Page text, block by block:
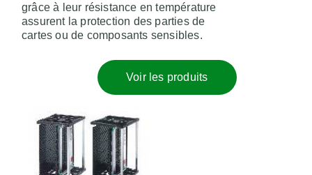
grâce à leur résistance en température
assurent la protection des parties de
cartes ou de composants sensibles.
Voir les produits